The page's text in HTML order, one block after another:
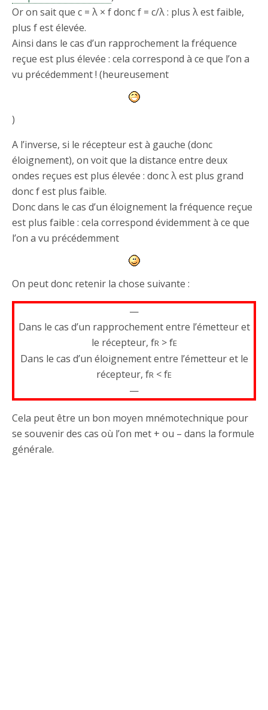
Or on sait que c = λ × f donc f = c/λ : plus λ est faible,
plus f est élevée.
Ainsi dans le cas d’un rapprochement la fréquence
reçue est plus élevée : cela correspond à ce que l’on a
vu précédemment ! (heureusement
)
A l’inverse, si le récepteur est à gauche (donc
éloignement), on voit que la distance entre deux
ondes reçues est plus élevée : donc λ est plus grand
donc f est plus faible.
Donc dans le cas d’un éloignement la fréquence reçue
est plus faible : cela correspond évidemment à ce que
l’on a vu précédemment
On peut donc retenir la chose suivante :
—
Dans le cas d’un rapprochement entre l’émetteur et
le récepteur, fR> fE
Dans le cas d’un éloignement entre l’émetteur et le
récepteur, fR < fE
—
Cela peut être un bon moyen mnémotechnique pour
se souvenir des cas où l’on met + ou – dans la formule
générale.